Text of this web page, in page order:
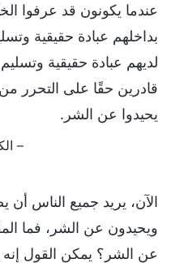
عندما يكونون قد عرفوا
بداخلهم عبادة حقيقية
لديهم عبادة حقيقية
قادرين حقًا على التحرر
يحيدوا عن الشر.
– الكلمة، ج.
الآن، يريد جميع الناس أن
ويحيدون عن الشر، فما
عن الشر؟ يمكن القول